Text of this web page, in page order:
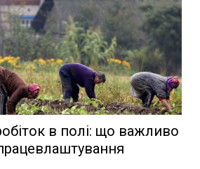
в полі: що важливо